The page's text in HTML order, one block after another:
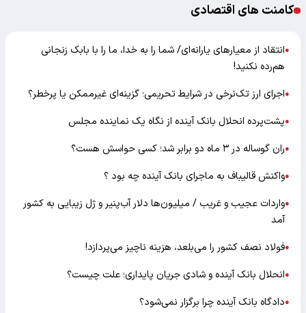
کامنت های اقتصادی
●انتقاد از معیارهای یارانه‌ای/ شما را به خدا، ما را با بابک زنجانی
هم‌رده نکنید!
●اجرای ارز تک‌نرخی در شرایط تحریمی؛ گزینه‌ای غیرممکن یا پرخطر؟
●پشت‌پرده انحلال بانک آینده از نگاه یک نماینده مجلس
●ران گوساله در ۳ ماه دو برابر شد؛ کسی حواسش هست؟
●واکنش قالیباف به ماجرای بانک آینده چه بود ؟
●واردات عجیب و غریب / میلیون‌ها دلار آب‌پنیر و ژل زیبایی به کشور
آمد
●فولاد نصف کشور را می‌بلعد، هزینه ناچیز می‌پردازد!
●انحلال بانک آینده و شادی جریان پایداری؛ علت چیست؟
●دادگاه بانک آینده چرا برگزار نمی‌شود؟